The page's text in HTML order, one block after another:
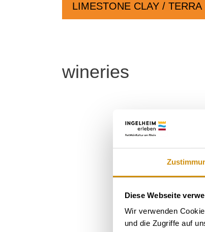
Diese Webseite
Wir verwenden
und die Zugriffe auf
LIMESTONE CLAY / TERRA
wineries